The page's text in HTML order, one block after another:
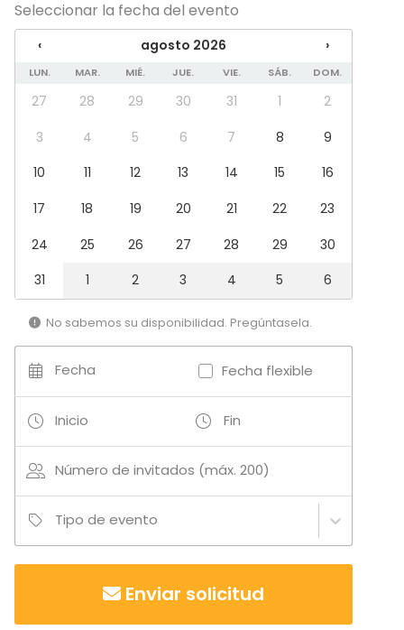
Propia música OK
Eventos nocturnos OK
Accesible minusválidos
Zona para música en directo
Equipamiento
Cocina para cliente
Toallas
Vajilla
Mobiliario
Tipo de eventos
Fiesta
Boda
Conferencia / Formación
Evento corporativo
Fiesta infantil
Team building / Recreación
Tipo de espacio
Salón de banquetes
Espacio multiuso
Villa / Chalet
Aula de formación
Seleccionar la fecha del evento
‹ agosto 2026 ›
LUN. MAR. MIÉ. JUE. VIE. SÁB. DOM.
27 28 29 30 31 1
2
3
4 5 6 7 8
9
10
11 12 13 14 15
16
17
18 19 20 21 22
23
24
25 26 27 28 29
30
31
1 2 3 4 5 6
No sabemos su disponibilidad. Pregúntasela.
Fecha Fecha flexible
Inicio Fin
Número de invitados (máx. 200)
Tipo de evento
Enviar solicitud